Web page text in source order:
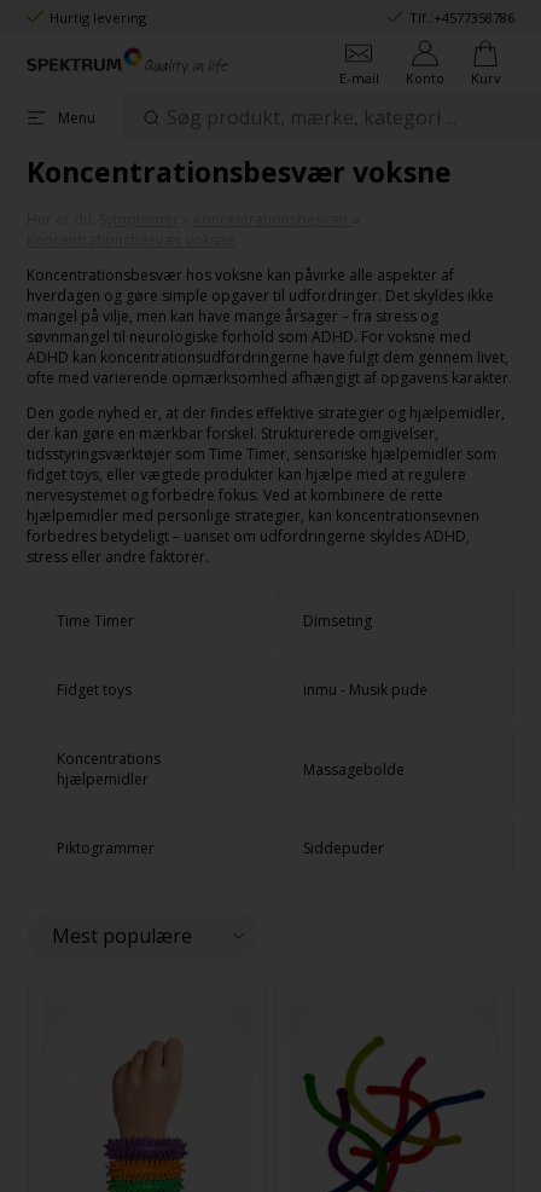
Hurtig levering Tlf.:+4577358786
E-mail Konto Kurv
Menu
Koncentrationsbesvær voksne
Koncentrationsbesvær hos voksne kan påvirke alle aspekter af
hverdagen og gøre simple opgaver til udfordringer. Det skyldes ikke
mangel på vilje, men kan have mange årsager – fra stress og
søvnmangel til neurologiske forhold som ADHD. For voksne med
ADHD kan koncentrationsudfordringerne have fulgt dem gennem livet,
ofte med varierende opmærksomhed afhængigt af opgavens karakter.
Den gode nyhed er, at der findes effektive strategier og hjælpemidler,
der kan gøre en mærkbar forskel. Strukturerede omgivelser,
tidsstyringsværktøjer som Time Timer, sensoriske hjælpemidler som
fidget toys, eller vægtede produkter kan hjælpe med at regulere
nervesystemet og forbedre fokus. Ved at kombinere de rette
hjælpemidler med personlige strategier, kan koncentrationsevnen
forbedres betydeligt – uanset om udfordringerne skyldes ADHD,
stress eller andre faktorer.
Time Timer Dimseting
Fidget toys inmu - Musik pude
Koncentrations
hjælpemidler
Massagebolde
Piktogrammer Siddepuder